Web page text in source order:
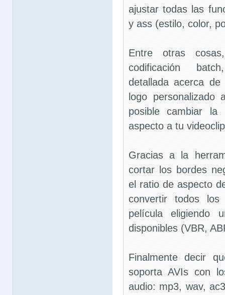
ajustar todas las
y ass (estilo, color,
Entre otras
codificación
detallada acerca
logo personalizado
posible cambiar
aspecto a tu
Gracias a la
cortar los bordes
el ratio de aspecto
convertir todos
película eligiendo
disponibles (VBR,
Finalmente decir
soporta AVIs con
audio: mp3, wav,